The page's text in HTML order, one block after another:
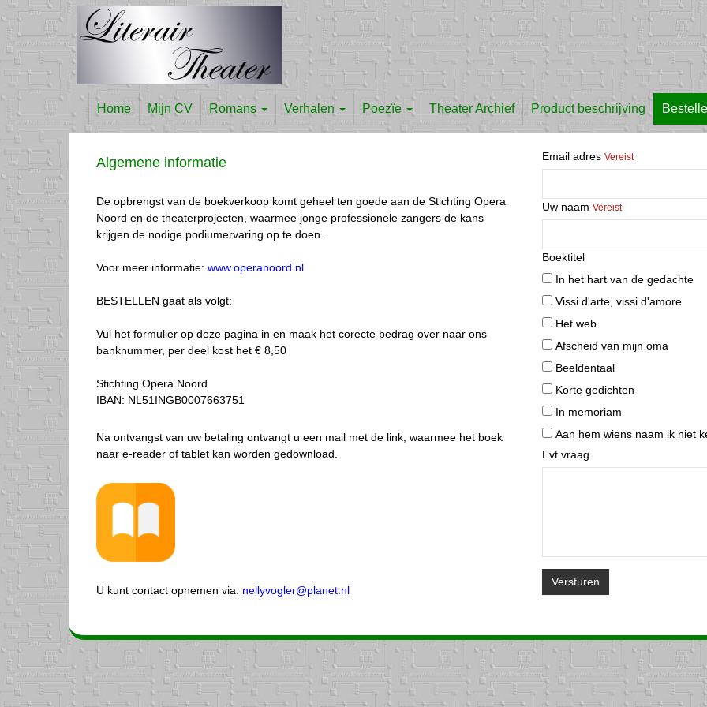
Home Mijn CV Romans Verhalen Poezïe Theater Archief Product beschrijving
Algemene informatie
De opbrengst van de boekverkoop komt geheel ten goede aan de Stichting Opera
Noord en de theaterprojecten, waarmee jonge professionele zangers de kans
krijgen de nodige podiumervaring op te doen.
Voor meer informatie: www.operanoord.nl
BESTELLEN gaat als volgt:
Vul het formulier op deze pagina in en maak het corecte bedrag over naar ons
banknummer, per deel kost het € 8,50
Stichting Opera Noord
IBAN: NL51INGB0007663751
Na ontvangst van uw betaling ontvangt u een mail met de link, waarmee het boek
naar e-reader of tablet kan worden gedownload.
U kunt contact opnemen via: nellyvogler@planet.nl
Email adres Vereist
Uw naam Vereist
Boektitel
In het hart van de gedachte
Vissi d'arte, vissi d'amore
Het web
Afscheid van mijn oma
Beeldentaal
Korte gedichten
In memoriam
Aan hem wiens naam ik niet
Evt vraag
Versturen